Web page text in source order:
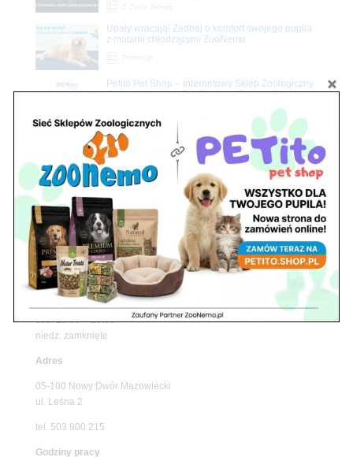
Upały wracają! Zadbaj o komfort swojego pupila
z matami chłodzącymi ZooNemo
Petito Pet Shop – Internetowy Sklep Zoologiczny
Online! Wszystko Dla Twojego Pupila | ZooNemo
Znajdź nas
Adres
05-120 Legionowo
ul. Piłsudskiego 31,
pawilon 134
tel./fax. 22 784 71 96
Godziny pracy
pon. – piąt. 10.00 – 19.00
sob. 10.00 – 15.00
niedz. zamknięte
Adres
05-100 Nowy Dwór Mazowiecki
ul. Leśna 2
tel. 503 900 215
Godziny pracy